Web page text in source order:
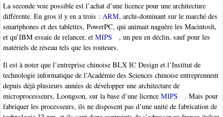
La seconde voie possible est l’achat d’une licence pour une architecture
différente. En gros il y en a trois : ARM, archi-dominant sur le marché des
smartphones et des tablettes, PowerPC, qui animait naguère les Macintosh,
et qu’IBM essaie de relancer, et MIPS
, un peu en déclin, sauf pour les
matériels de réseau tels que les routeurs.
Il est à noter que l’entreprise chinoise BLX IC Design et l’Institut de
technologie informatique de l’Académie des Sciences chinoise entreprennent
depuis déjà plusieurs années de développer une architecture de
microprocesseurs, Loongson, sur la base d’une licence MIPS
. Mais pour
fabriquer les processeurs, ils ne disposent pas d’une unité de fabrication de